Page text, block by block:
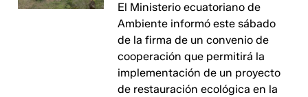
El Ministerio ecuatoriano de
Ambiente informó este sábado
de la firma de un convenio de
cooperación que permitirá la
implementación de un proyecto
de restauración ecológica en la